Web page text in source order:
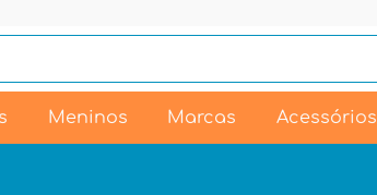
Meninos Marcas Acessórios